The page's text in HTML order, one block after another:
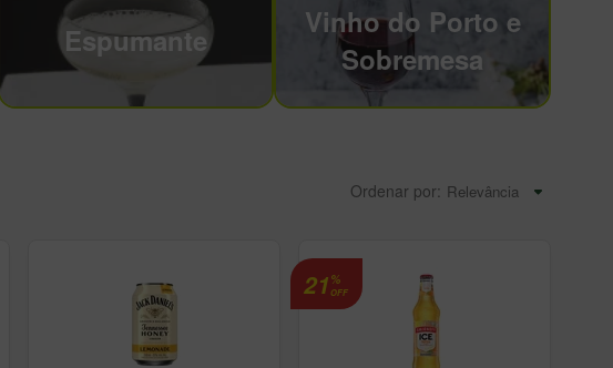
Espumante
Vinho do Porto e
Sobremesa
Ordenar por:
21%
OFF